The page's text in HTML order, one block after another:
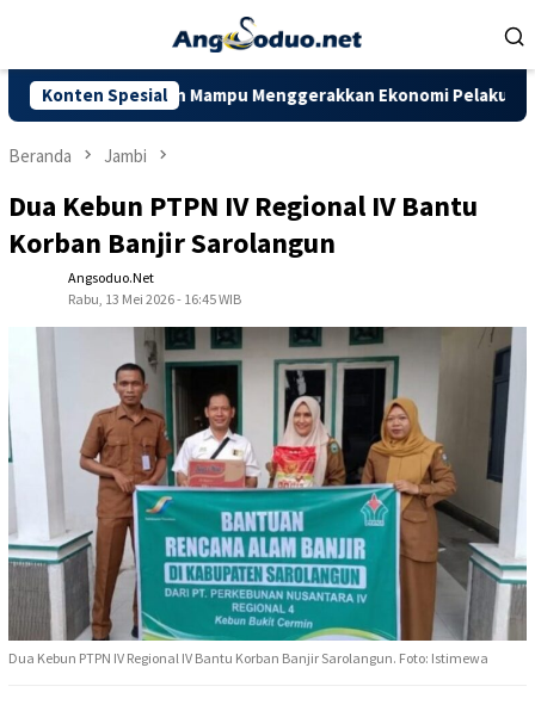
Konten Spesial
Mampu Menggerakkan Ekonomi Pelaku UMKM
Beranda Jambi
Dua Kebun PTPN IV Regional IV Bantu
Korban Banjir Sarolangun
Angsoduo.net
Rabu, 13 Mei 2026 - 16:45 WIB
Dua Kebun PTPN IV Regional IV Bantu Korban Banjir Sarolangun. Foto: Istimewa